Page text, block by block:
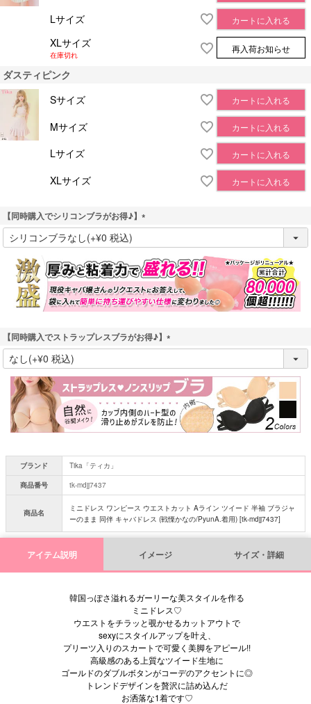
Lサイズ カートに入れる
XLサイズ
在庫切れ
再入荷お知らせ
ダスティピンク
Sサイズ
カートに入れる
Mサイズ カートに入れる
Lサイズ カートに入れる
XLサイズ カートに入れる
【同時購入でシリコンブラがお得♪】
(
必
須
)
【同時購入でストラップレスブラがお得♪】
(
必
須
)
ブランド
Tika「ティカ」
商品番号
tk-mdjj7437
商品名
ミニドレス ワンピース ウエストカット Aライン ツイード 半袖 ブラジャ
ーのまま 同伴 キャバドレス (戦慄かなの/PyunA.着用) [tk-mdjj7437]
アイテム説明 イメージ サイズ・詳細
韓国っぽさ溢れるガーリーな美スタイルを作る
ミニドレス♡
ウエストをチラッと覗かせるカットアウトで
sexyにスタイルアップを叶え、
プリーツ入りのスカートで可愛く美脚をアピール!!
高級感のある上質なツイード生地に
ゴールドのダブルボタンがコーデのアクセントに◎
トレンドデザインを贅沢に詰め込んだ
お洒落な1着です♡